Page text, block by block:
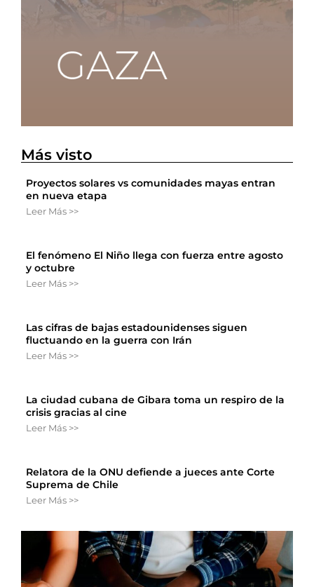
Más visto
Proyectos solares vs comunidades mayas entran
en nueva etapa
Leer Más >>
El fenómeno El Niño llega con fuerza entre agosto
y octubre
Leer Más >>
Las cifras de bajas estadounidenses siguen
fluctuando en la guerra con Irán
Leer Más >>
La ciudad cubana de Gibara toma un respiro de la
crisis gracias al cine
Leer Más >>
Relatora de la ONU defiende a jueces ante Corte
Suprema de Chile
Leer Más >>